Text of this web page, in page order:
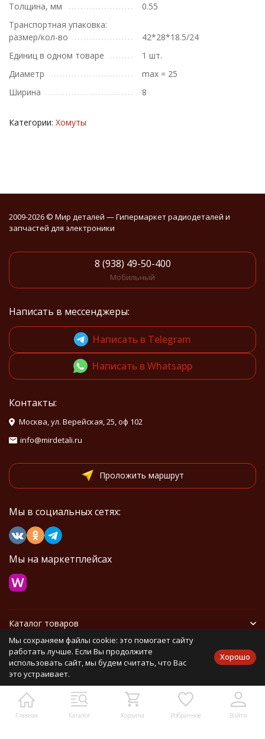
Толщина, мм
0.55
Транспортная упаковка:
размер/кол-во
42*28*18.5/24
Единиц в одном товаре
1 шт.
Диаметр
max = 25
Ширина
8
Категории: Хомуты
Главная Каталог Корзина Избранное Войти
2009-2026 © Мир деталей — Гипермаркет радиодеталей и
запчастей для электроники
8 (938) 49-50-400
Мобильный
Написать в мессенджеры:
Написать в Telegram
Написать в Whatsapp
Контакты:
Москва, ул. Верейская, 25, оф 102
info@mirdetali.ru
Проложить маршрут
Мы в социальных сетях:
Мы на маркетплейсах
Каталог товаров
Информация
Политика персональных данных Карта сайта
Мы сохраняем файлы cookie: это помогает сайту
работать лучше. Если Вы продолжите
использовать сайт, мы будем считать, что Вас
это устраивает.
Хорошо